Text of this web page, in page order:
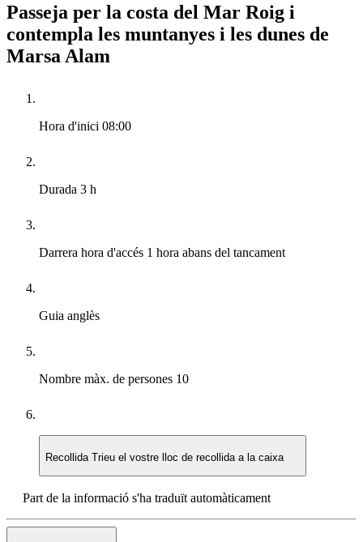
Passeja per la costa del Mar Roig i
contempla les muntanyes i les dunes de
Marsa Alam
Hora d'inici 08:00
Durada 3 h
Darrera hora d'accés 1 hora abans del tancament
Guia anglès
Nombre màx. de persones 10
Recollida Trieu el vostre lloc de recollida a la caixa
Part de la informació s'ha traduït automàticament